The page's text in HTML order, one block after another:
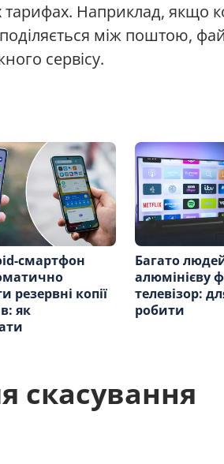
тарифах. Наприклад, якщо
між поштою,
сервісу.
смартфон
резервні копії
як
Багато
алюмінієву
телевізор:
робити
скасування